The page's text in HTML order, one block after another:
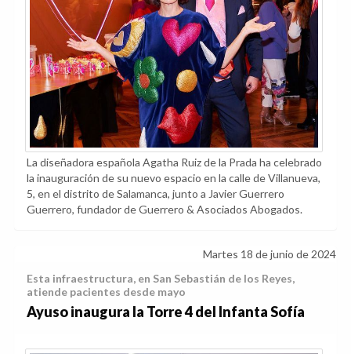
La diseñadora española Agatha Ruiz de la Prada ha celebrado
la inauguración de su nuevo espacio en la calle de Villanueva,
5, en el distrito de Salamanca, junto a Javier Guerrero
Guerrero, fundador de Guerrero & Asociados Abogados.
Martes 18 de junio de 2024
Esta infraestructura, en San Sebastián de los Reyes,
atiende pacientes desde mayo
Ayuso inaugura la Torre 4 del Infanta Sofía